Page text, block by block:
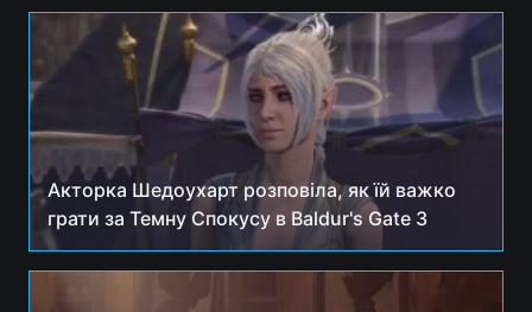
Акторка Шедоухарт розповіла, як їй важко
грати за Темну Спокусу в Baldur's Gate 3